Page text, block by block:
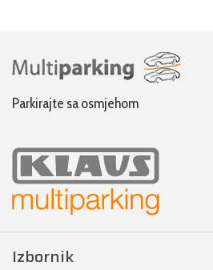
Parkirajte sa osmjehom
Izbornik